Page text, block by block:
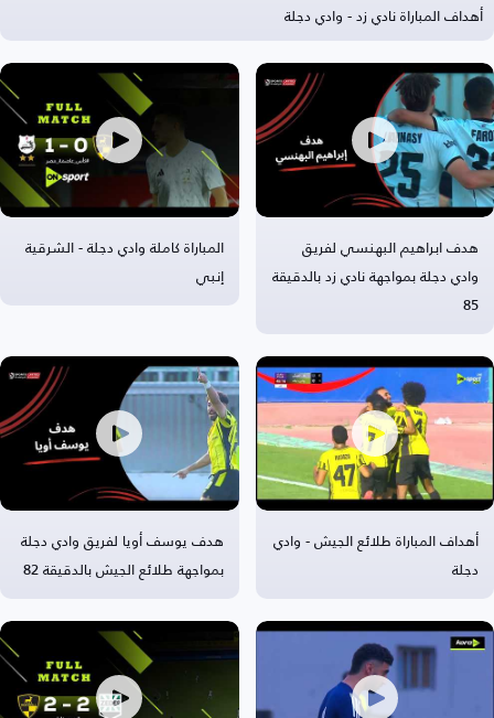
أهداف المباراة نادي زد - وادي دجلة
هدف ابراهيم البهنسي لفريق
وادي دجلة بمواجهة نادي زد بالدقيقة
85
المباراة كاملة وادي دجلة - الشرقية
إنبي
أهداف المباراة طلائع الجيش - وادي
دجلة
هدف يوسف أويا لفريق وادي دجلة
بمواجهة طلائع الجيش بالدقيقة 82